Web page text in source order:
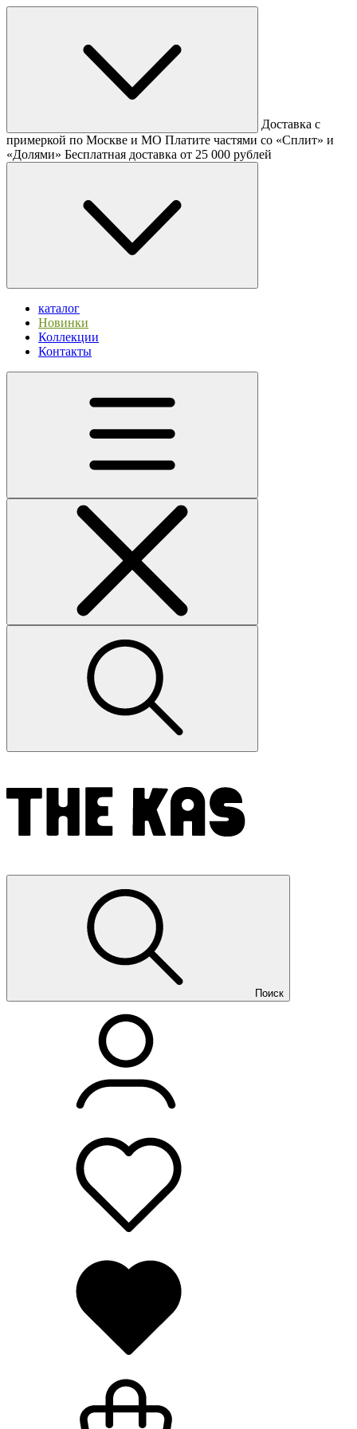
Доставка с
примеркой по Москве и МО Платите частями со «Сплит» и
«Долями» Бесплатная доставка от 25 000 рублей
каталог
Новинки
Коллекции
Контакты
Поиск